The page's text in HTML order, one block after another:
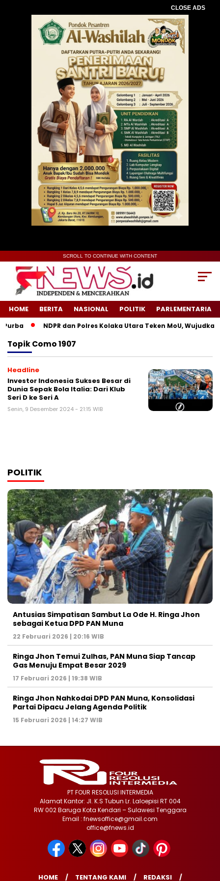
CLOSE ADS
SCROLL TO CONTINUE WITH CONTENT
HOME BERITA NASIONAL POLITIK PARLEMENTARIA
NDPR dan Polres Kolaka Utara Teken MoU,
TopikComo 1907
Headline
Investor Indonesia Sukses Besar di
Dunia Sepak Bola Italia: Dari Klub
Seri D ke Seri A
Senin, 9 Desember 2024 - 21:15 WIB
POLITIK
Antusias Simpatisan Sambut La Ode H. Ringa Jhon
sebagai Ketua DPD PAN Muna
22 Februari 2026 | 20:16 WIB
Ringa Jhon Temui Zulhas, PAN Muna Siap Tancap
Gas Menuju Empat Besar 2029
17 Februari 2026 | 19:38 WIB
Ringa Jhon Nahkodai DPD PAN Muna, Konsolidasi
Partai Dipacu Jelang Agenda Politik
15 Februari 2026 | 14:27 WIB
PT FOUR RESOLUSI INTERMEDIA
Alamat Kantor: Jl. K.S Tubun Lr. Laloepisi RT 004
RW 002 Baruga Kota Kendari – Sulawesi Tenggara
Email : fnewsoffice@gmail.com
office@fnews.id
HOME TENTANG KAMI REDAKSI